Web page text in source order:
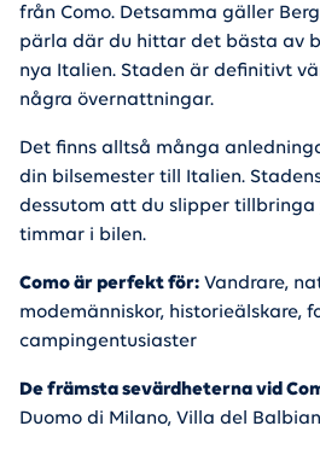
från Como. Detsamma gäller
pärla där du hittar det bästa av
nya Italien. Staden är definitivt
några övernattningar.
Det finns alltså många
din bilsemester till Italien.
dessutom att du slipper
timmar i bilen.
Como är perfekt för: Vandrare,
modemänniskor, historieälskare,
campingentusiaster
De främsta sevärdheterna vid
Duomo di Milano, Villa del